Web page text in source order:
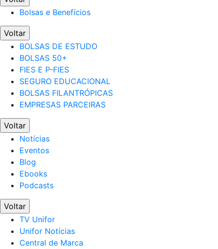
Bolsas e Benefícios
Voltar
BOLSAS DE ESTUDO
BOLSAS 50+
FIES E P-FIES
SEGURO EDUCACIONAL
BOLSAS FILANTRÓPICAS
EMPRESAS PARCEIRAS
Voltar
Notícias
Eventos
Blog
Ebooks
Podcasts
Voltar
TV Unifor
Unifor Notícias
Central de Marca